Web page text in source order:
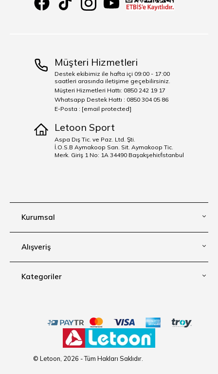
Kurumsal
Alışveriş
Kategoriler
Müşteri Hizmetleri
Destek ekibimiz ile hafta içi 09:00 - 17:00
saatleri arasında iletişime geçebilirsiniz.
Müşteri Hizmetleri Hattı: 0850 242 19 17
Whatsapp Destek Hattı : 0850 304 05 86
E-Posta : [email protected]
Letoon Sport
Aspa Dış Tic. ve Paz. Ltd. Şti.
İ.O.S.B Aymakoop San. Sit. Aymakoop Tic.
Merk. Giriş 1 No: 1A 34490 Başakşehir/İstanbul
© Letoon, 2026 - Tüm Hakları Saklıdır.